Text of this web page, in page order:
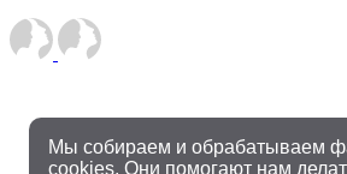
Мы собираем и обрабатываем
cookies. Они помогают нам